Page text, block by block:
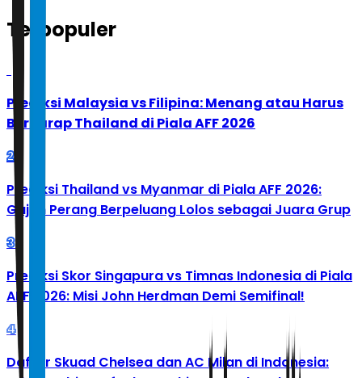
Terpopuler
Prediksi Malaysia vs Filipina: Menang atau Harus
Berharap Thailand di Piala AFF 2026
2
Prediksi Thailand vs Myanmar di Piala AFF 2026:
Gajah Perang Berpeluang Lolos sebagai Juara Grup
3
Prediksi Skor Singapura vs Timnas Indonesia di Piala
AFF 2026: Misi John Herdman Demi Semifinal!
4
Daftar Skuad Chelsea dan AC Milan di Indonesia: